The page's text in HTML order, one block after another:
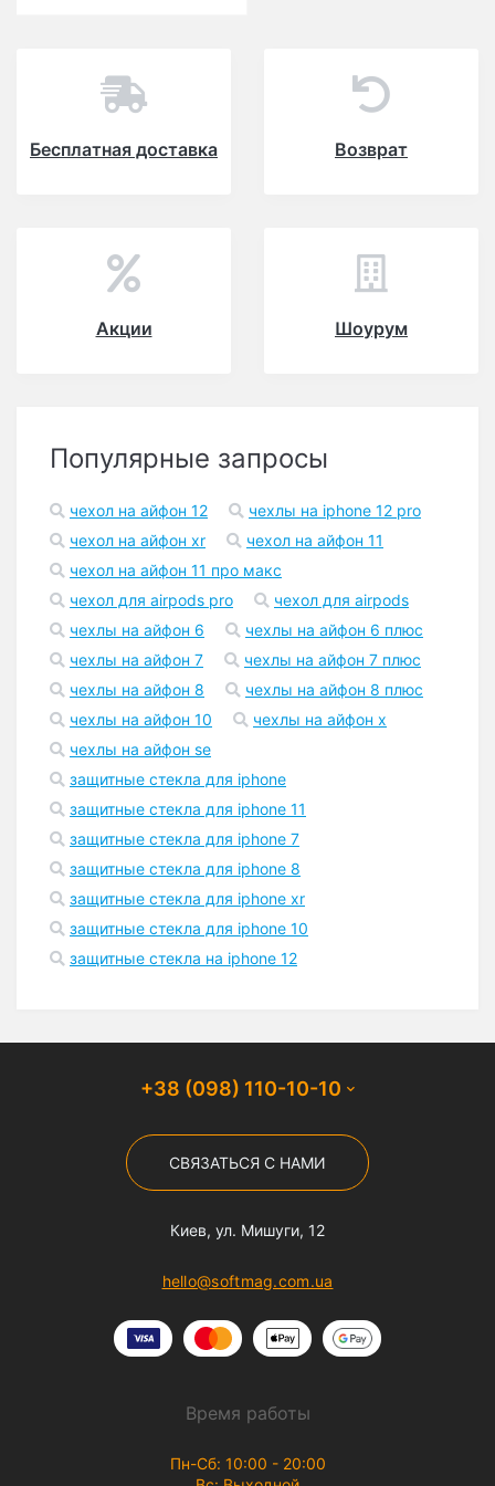
Бесплатная доставка Возврат
Акции Шоурум
Популярные запросы
чехол на айфон 12
чехлы на iphone 12 pro
чехол на айфон xr
чехол на айфон 11
чехол на айфон 11 про макс
чехол для airpods pro
чехол для airpods
чехлы на айфон 6
чехлы на айфон 6 плюс
чехлы на айфон 7
чехлы на айфон 7 плюс
чехлы на айфон 8
чехлы на айфон 8 плюс
чехлы на айфон 10
чехлы на айфон x
чехлы на айфон se
защитные стекла для iphone
защитные стекла для iphone 11
защитные стекла для iphone 7
защитные стекла для iphone 8
защитные стекла для iphone xr
защитные стекла для iphone 10
защитные стекла на iphone 12
+38 (098) 110-10-10
СВЯЗАТЬСЯ С НАМИ
Киев, ул. Мишуги, 12
hello@softmag.com.ua
Время работы
Пн-Сб: 10:00 - 20:00